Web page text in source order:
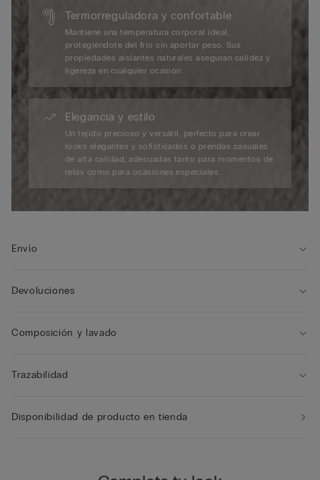
Termorreguladora y confortable
Mantiene una temperatura corporal ideal,
protegiéndote del frío sin aportar peso. Sus
propiedades aislantes naturales aseguran calidez y
ligereza en cualquier ocasión.
Elegancia y estilo
Un tejido precioso y versátil, perfecto para crear
looks elegantes y sofisticados o prendas casuales
de alta calidad, adecuadas tanto para momentos de
relax como para ocasiones especiales.
Envío
Devoluciones
Composición y lavado
Trazabilidad
Disponibilidad de producto en tienda